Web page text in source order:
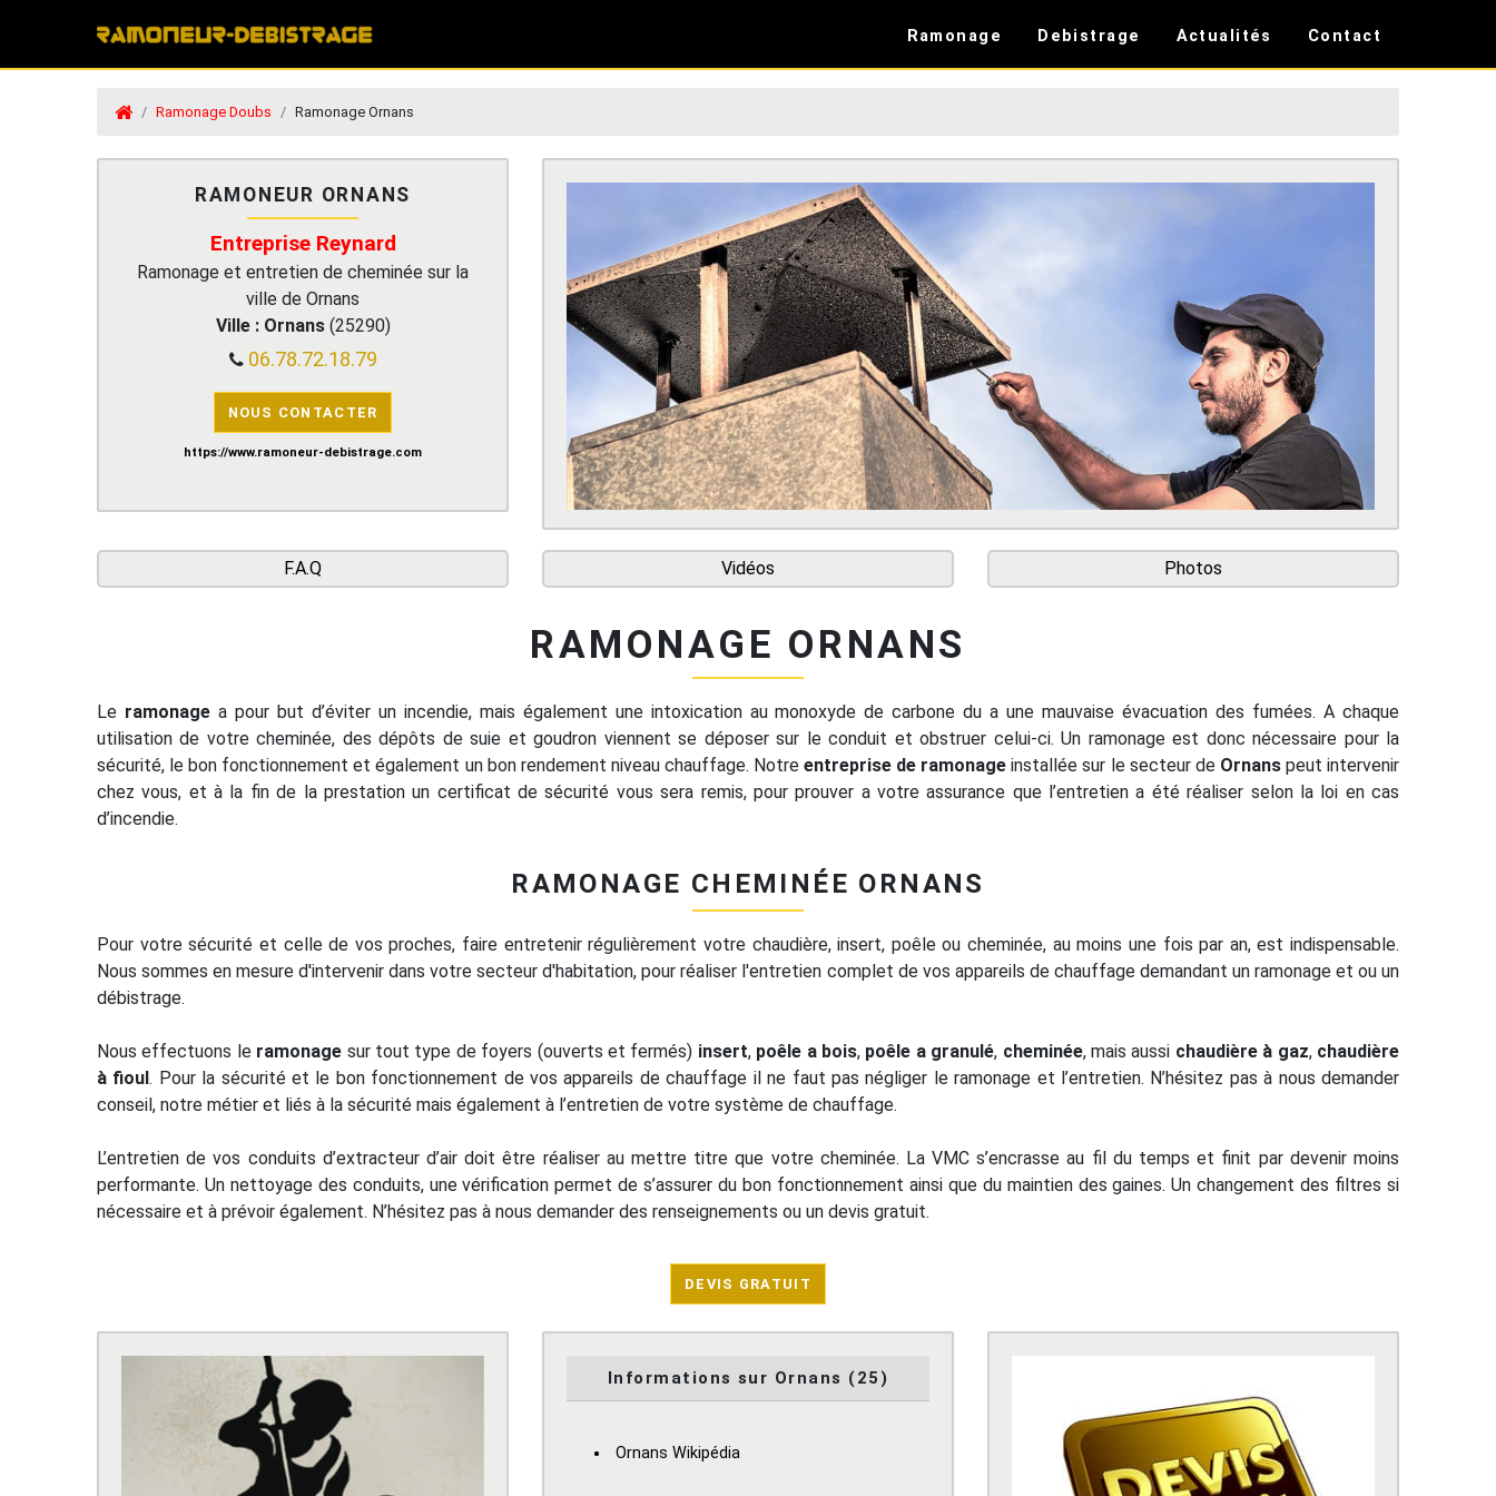
Ramonage Debistrage Actualités Contact
Ramonage Doubs Ramonage Ornans
RAMONEUR ORNANS
Entreprise Reynard
Ramonage et entretien de cheminée sur la
ville de Ornans
Ville : Ornans(25290)
06.78.72.18.79
NOUS CONTACTER
https://www.ramoneur-debistrage.com
F.A.Q Vidéos Photos
RAMONAGE ORNANS
Le ramonagea pour but d’éviter un incendie, mais également une intoxication au monoxyde de carbone du a une mauvaise évacuation des fumées. A chaque
utilisation de votre cheminée, des dépôts de suie et goudron viennent se déposer sur le conduit et obstruer celui-ci. Un ramonage est donc nécessaire pour la
sécurité, le bon fonctionnement et également un bon rendement niveau chauffage. Notreentreprise de ramonage installée sur le secteur de Ornanspeut intervenir
chez vous, et à la fin de la prestation un certificat de sécurité vous sera remis, pour prouver a votre assurance que l’entretien a été réaliser selon la loi en cas
d’incendie.
RAMONAGE CHEMINÉE ORNANS
Pour votre sécurité et celle de vos proches, faire entretenir régulièrement votre chaudière, insert, poêle ou cheminée, au moins une fois par an, est indispensable.
Nous sommes en mesure d'intervenir dans votre secteur d'habitation, pour réaliser l'entretien complet de vos appareils de chauffage demandant un ramonage et ou un
débistrage.
Nous effectuons le ramonage sur tout type de foyers (ouverts et fermés) insert, poêle a bois, poêle a granulé, cheminée, mais aussi chaudière à gaz, chaudière
à fioul. Pour la sécurité et le bon fonctionnement de vos appareils de chauffage il ne faut pas négliger le ramonage et l’entretien. N’hésitez pas à nous demander
conseil, notre métier et liés à la sécurité mais également à l’entretien de votre système de chauffage.
L’entretien de vos conduits d’extracteur d’air doit être réaliser au mettre titre que votre cheminée. La VMC s’encrasse au fil du temps et finit par devenir moins
performante. Un nettoyage des conduits, une vérification permet de s’assurer du bon fonctionnement ainsi que du maintien des gaines. Un changement des filtres si
nécessaire et à prévoir également. N’hésitez pas à nous demander des renseignements ou un devis gratuit.
DEVIS GRATUIT
Informations sur Ornans (25)
Ornans Wikipédia